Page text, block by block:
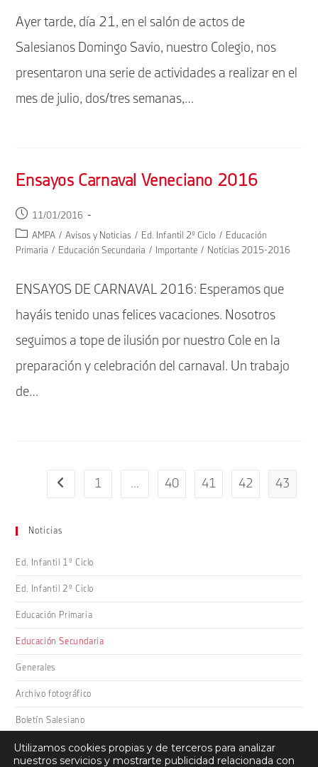
Ayer tarde, día 21, en el salón de actos de
Salesianos Domingo Savio, nuestro Colegio, nos
presentaron una serie de actividades a realizar en el
mes de julio, dos/tres semanas,…
Ensayos Carnaval Veneciano 2016
Publicación
de
11/01/2016
Categoría
de
AMPA / Avisos y Noticias / Ed. Infantil 2º Ciclo / Educación
Primaria / Educación Secundaria / Importante / Noticias 2015-2016
ENSAYOS DE CARNAVAL 2016: Esperamos que
hayáis tenido unas felices vacaciones. Nosotros
seguimos a tope de ilusión por nuestro Cole en la
preparación y celebración del carnaval. Un trabajo
de…
Ir a la página anterior
1 … 40 41 42 43
Noticias
Ed. Infantil 1º Ciclo
Ed. Infantil 2º Ciclo
Educación Primaria
Educación Secundaria
Generales
Archivo fotográfico
Boletín Salesiano
Utilizamos cookies propias y de terceros para analizar
nuestros servicios y mostrarte publicidad relacionada con